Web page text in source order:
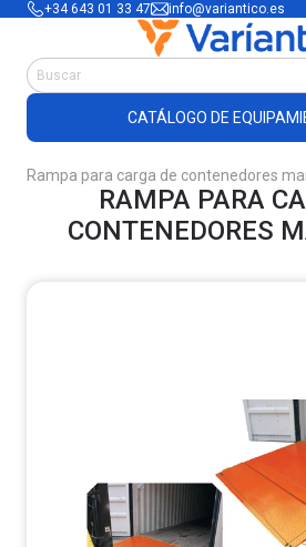
+34 643 01 33 47 info@variantico.es
CATÁLOGO DE
Accesorios para
Útiles de
Productos de plástico y
Encofrado
Rampa para carga de contenedores
RAMPA PARA
CONTENEDORES